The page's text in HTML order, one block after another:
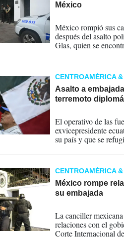
México
México rompió sus
después del asalto
Glas, quien se
CENTROAMÉRICA
Asalto a
terremoto
El operativo de las
exvicepresidente
su país y que se
CENTROAMÉRICA
México rompe
su embajada
La canciller
relaciones con el
Corte Internacional